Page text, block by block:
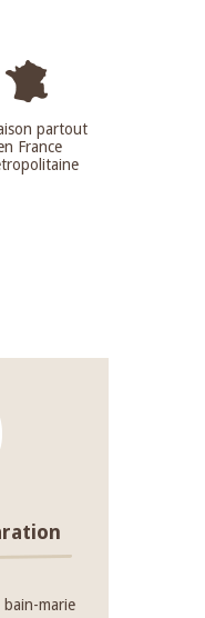
partout
France
marie